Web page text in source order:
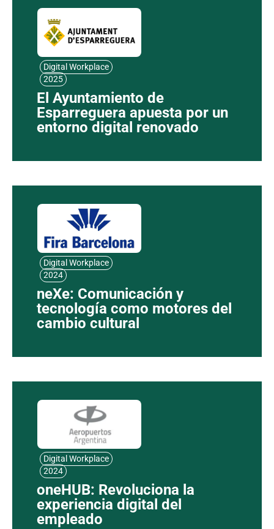
Digital Workplace
2025
El Ayuntamiento de
Esparreguera apuesta por un
entorno digital renovado
Digital Workplace
2024
neXe: Comunicación y
tecnología como motores del
cambio cultural
Digital Workplace
2024
oneHUB: Revoluciona la
experiencia digital del
empleado